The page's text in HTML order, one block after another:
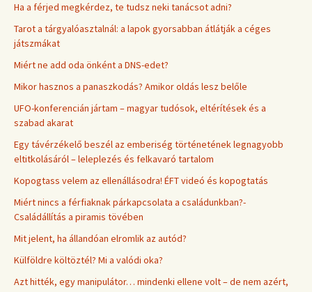
Ha a férjed megkérdez, te tudsz neki tanácsot adni?
Tarot a tárgyalóasztalnál: a lapok gyorsabban átlátják a céges
játszmákat
Miért ne add oda önként a DNS-edet?
Mikor hasznos a panaszkodás? Amikor oldás lesz belőle
UFO-konferencián jártam – magyar tudósok, eltérítések és a
szabad akarat
Egy távérzékelő beszél az emberiség történetének legnagyobb
eltitkolásáról – leleplezés és felkavaró tartalom
Kopogtass velem az ellenállásodra! ÉFT videó és kopogtatás
Miért nincs a férfiaknak párkapcsolata a családunkban?-
Családállítás a piramis tövében
Mit jelent, ha állandóan elromlik az autód?
Külföldre költöztél? Mi a valódi oka?
Azt hitték, egy manipulátor… mindenki ellene volt – de nem azért,